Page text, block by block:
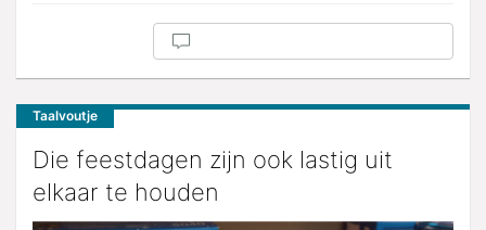
Taalvoutje
Die feestdagen zijn ook lastig uit
elkaar te houden